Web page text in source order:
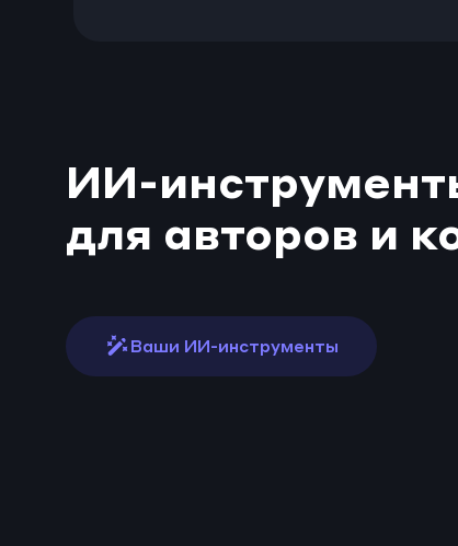
ИИ-
для авторов и
Ваши ИИ-инструменты
Генерация программы курса